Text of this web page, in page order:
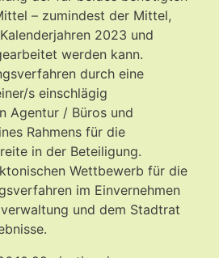
– zumindest der Mittel,
2023 und
werden kann.
durch eine
s einschlägig
Agentur / Büros und
Rahmens für die
in der Beteiligung.
Wettbewerb für die
im Einvernehmen
und dem Stadtrat